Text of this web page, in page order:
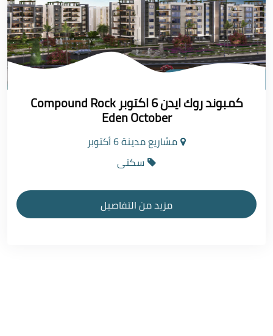
كمبوند روك ايدن 6 اكتوبر Compound Rock
Eden October
مشاريع مدينة 6 أكتوبر
سكنى
مزيد من التفاصيل